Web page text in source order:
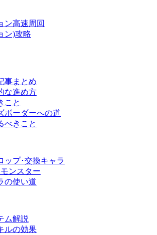
ン高速周回
ン)攻略
事まとめ
な進め方
こと
ボーダーへの道
べきこと
ップ･交換キャラ
ンスター
の使い道
ム解説
ルの効果